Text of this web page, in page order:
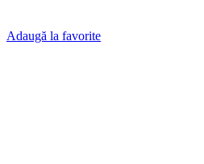
Adaugă la favorite